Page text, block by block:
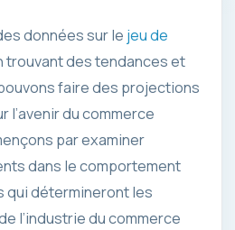
données sur le jeu de
trouvant des tendances et
faire des projections
du commerce
par examiner
dans le comportement
qui détermineront les
l’industrie du commerce